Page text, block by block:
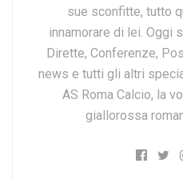
sue sconfitte, tutto
innamorare di lei. Oggi
Dirette, Conferenze,
news e tutti gli altri
AS Roma Calcio, la
giallorossa